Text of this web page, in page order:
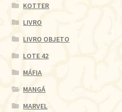
KOTTER
LIVRO
LIVRO OBJETO
LOTE 42
MÁFIA
MANGÁ
MARVEL